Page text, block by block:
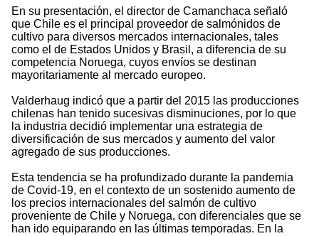
En su presentación, el director de Camanchaca señaló
que Chile es el principal proveedor de salmónidos de
cultivo para diversos mercados internacionales, tales
como el de Estados Unidos y Brasil, a diferencia de su
competencia Noruega, cuyos envíos se destinan
mayoritariamente al mercado europeo.
Valderhaug indicó que a partir del 2015 las producciones
chilenas han tenido sucesivas disminuciones, por lo que
la industria decidió implementar una estrategia de
diversificación de sus mercados y aumento del valor
agregado de sus producciones.
Esta tendencia se ha profundizado durante la pandemia
de Covid-19, en el contexto de un sostenido aumento de
los precios internacionales del salmón de cultivo
proveniente de Chile y Noruega, con diferenciales que se
han ido equiparando en las últimas temporadas. En la